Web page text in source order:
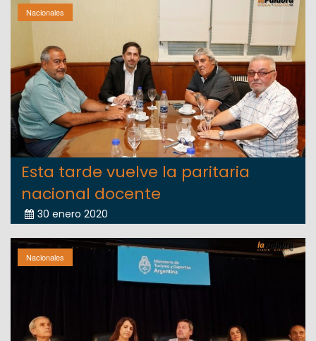
Nacionales
Esta tarde vuelve la paritaria
nacional docente
30 enero 2020
Nacionales